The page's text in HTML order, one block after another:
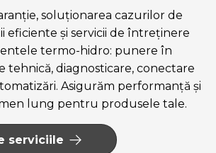
soluționarea cazurilor de
eficiente și servicii de întreținere
termo-hidro: punere în
tehnică, diagnosticare, conectare
Asigurăm performanță și
lung pentru produsele tale.
serviciile